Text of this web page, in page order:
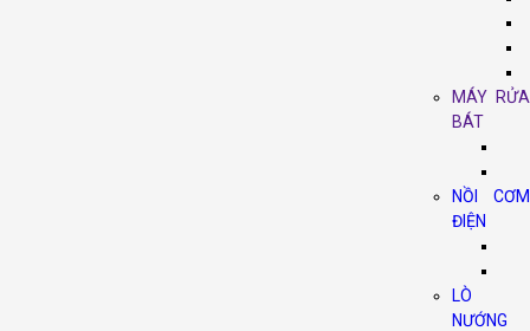
MÁY RỬA
BÁT
NỒI CƠM
ĐIỆN
LÒ
NƯỚNG